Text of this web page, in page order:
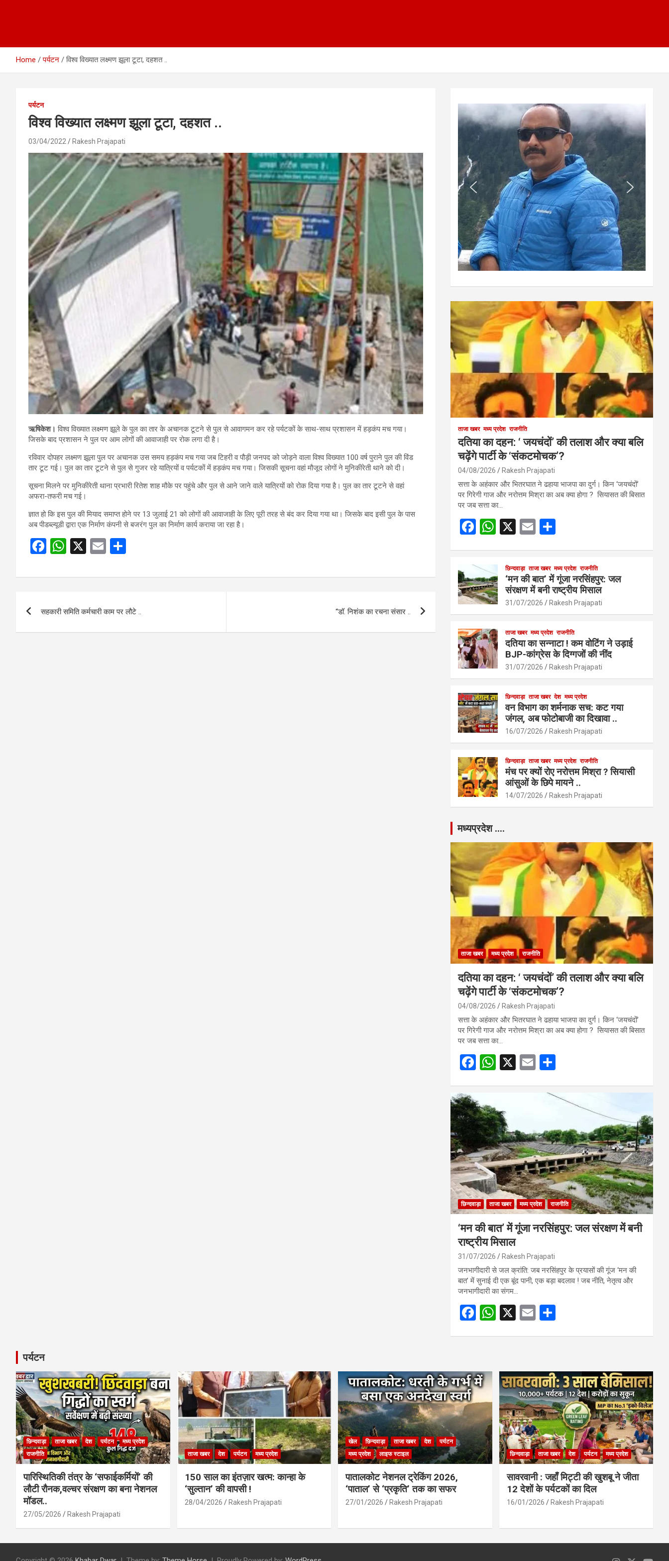
Home पर्यटन विश्व विख्यात लक्ष्मण झूला टूटा, दहशत ..
पर्यटन
विश्व विख्यात लक्ष्मण झूला टूटा, दहशत ..
03/04/2022 Rakesh Prajapati
ऋषिकेश। विश्व विख्यात लक्ष्मण झूले के पुल का तार के अचानक टूटने से पुल से आवागमन कर रहे पर्यटकों के साथ-साथ प्रशासन में हड़कंप मच गया।
जिसके बाद प्रशासन ने पुल पर आम लोगों की आवाजाही पर रोक लगा दी है।
रविवार दोपहर लक्ष्मण झूला पुल पर अचानक उस समय हड़कंप मच गया जब टिहरी व पौड़ी जनपद को जोड़ने वाला विश्व विख्यात 100 वर्ष पुराने पुल‌ की विंड
तार टूट गई। पुल का तार टूटने से पुल से गुजर रहे यात्रियों व पर्यटकों में हड़कंप मच गया। जिसकी सूचना वहां मौजूद लोगों ने मुनिकीरेती थाने को दी।
सूचना मिलने पर मुनिकीरेती थाना प्रभारी रितेश शाह मौके पर पहुंचे और पुल से आने जाने वाले यात्रियों को रोक दिया गया है। पुल का तार टूटने से वहां
अफरा-तफरी मच गई।
ज्ञात हो कि इस पुल की‌ मियाद समाप्त होने पर 13 जुलाई 21 को लोगों की आवाजाही के लिए पूरी तरह से बंद कर दिया गया था। जिसके बाद इसी पुल के पास
‌अब पीडब्ल्यूडी द्वारा एक निर्माण कंपनी से ‌बजरंग पुल का निर्माण कार्य कराया जा रहा है।
F
ce
o
W
at
A
X
E
ail ar
सहकारी समिति कर्मचारी काम पर लौटे .. “डॉ. निशंक का रचना संसार ..
ताजा खबर मध्य प्रदेश राजनीति
दतिया का दहन: ‘ जयचंदों’ की तलाश और क्या बलि
चढ़ेंगे पार्टी के ‘संकटमोचक’?
04/08/2026 Rakesh Prajapati
सत्ता के अहंकार और भितरघात ने ढहाया भाजपा का दुर्ग। किन ‘जयचंदों’
पर गिरेगी गाज और नरोत्तम मिश्रा का अब क्या होगा ? सियासत की बिसात
पर जब सत्ता का…
F
b
o
o
W
s
A
p
X
E
e
छिन्दवाड़ा ताजा खबर मध्य प्रदेश राजनीति
‘मन की बात’ में गूंजा नरसिंहपुर: जल
संरक्षण में बनी राष्ट्रीय मिसाल
31/07/2026 Rakesh Prajapati
ताजा खबर मध्य प्रदेश राजनीति
दतिया का सन्नाटा ! कम वोटिंग ने उड़ाई
BJP-कांग्रेस के दिग्गजों की नींद
31/07/2026 Rakesh Prajapati
छिन्दवाड़ा ताजा खबर देश मध्य प्रदेश
वन विभाग का शर्मनाक सच: कट गया
जंगल, अब फोटोबाजी का दिखावा ..
16/07/2026 Rakesh Prajapati
छिन्दवाड़ा ताजा खबर मध्य प्रदेश राजनीति
मंच पर क्यों रोए नरोत्तम मिश्रा ? सियासी
आंसुओं के छिपे मायने ..
14/07/2026 Rakesh Prajapati
मध्यप्रदेश ….
ताजा खबर मध्य प्रदेश राजनीति
दतिया का दहन: ‘ जयचंदों’ की तलाश और क्या बलि
चढ़ेंगे पार्टी के ‘संकटमोचक’?
04/08/2026 Rakesh Prajapati
सत्ता के अहंकार और भितरघात ने ढहाया भाजपा का दुर्ग। किन ‘जयचंदों’
पर गिरेगी गाज और नरोत्तम मिश्रा का अब क्या होगा ? सियासत की बिसात
पर जब सत्ता का…
F
b
o
o
k
W
s
A
p
p
X
E
ail ar
छिन्दवाड़ा ताजा खबर मध्य प्रदेश राजनीति
‘मन की बात’ में गूंजा नरसिंहपुर: जल संरक्षण में बनी
राष्ट्रीय मिसाल
31/07/2026 Rakesh Prajapati
जनभागीदारी से जल क्रांति: जब नरसिंहपुर के प्रयासों की गूंज ‘मन की
बात’ में सुनाई दी एक बूंद पानी, एक बड़ा बदलाव ! जब नीति, नेतृत्व और
जनभागीदारी का संगम…
F
o
o
k
W
A
p
p
X
E
पर्यटन
छिन्दवाड़ा ताजा खबर देश पर्यटन
मध्य प्रदेश
राजनीति
पारिस्थितिकी तंत्र के ‘सफाईकर्मियों’ की
लौटी रौनक,वल्चर संरक्षण का बना नेशनल
मॉडल..
27/05/2026 Rakesh Prajapati
ताजा खबर देश पर्यटन मध्य प्रदेश
150 साल का इंतज़ार खत्म: कान्हा के
‘सुल्तान’ की वापसी !
28/04/2026 Rakesh Prajapati
खेल छिन्दवाड़ा ताजा खबर देश
पर्यटन
मध्य प्रदेश
लाइफ स्टाइल
पातालकोट नेशनल ट्रेकिंग 2026,
‘पाताल’ से ‘प्रकृति’ तक का सफर
27/01/2026 Rakesh Prajapati
छिन्दवाड़ा ताजा खबर देश पर्यटन मध्य प्रदेश
सावरवानी : जहाँ मिट्टी की खुशबू ने जीता
12 देशों के पर्यटकों का दिल
16/01/2026 Rakesh Prajapati